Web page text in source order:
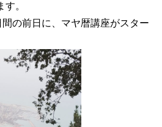
。
の前日に、マヤ暦講座がスター